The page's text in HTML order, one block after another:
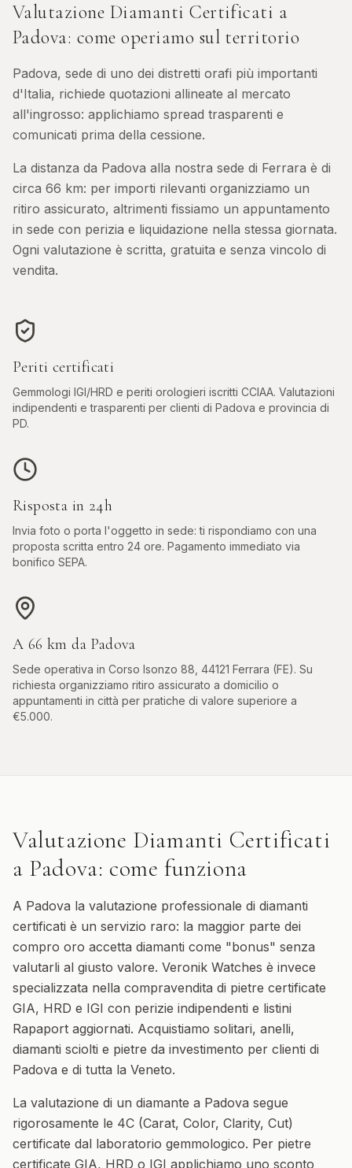
Valutazione Diamanti Certificati a
Padova: come operiamo sul territorio
Padova, sede di uno dei distretti orafi più importanti
d'Italia, richiede quotazioni allineate al mercato
all'ingrosso: applichiamo spread trasparenti e
comunicati prima della cessione.
La distanza da Padova alla nostra sede di Ferrara è di
circa 66 km: per importi rilevanti organizziamo un
ritiro assicurato, altrimenti fissiamo un appuntamento
in sede con perizia e liquidazione nella stessa giornata.
Ogni valutazione è scritta, gratuita e senza vincolo di
vendita.
Periti certificati
Gemmologi IGI/HRD e periti orologieri iscritti CCIAA. Valutazioni
indipendenti e trasparenti per clienti di Padova e provincia di
PD.
Risposta in 24h
Invia foto o porta l'oggetto in sede: ti rispondiamo con una
proposta scritta entro 24 ore. Pagamento immediato via
bonifico SEPA.
A 66 km da Padova
Sede operativa in Corso Isonzo 88, 44121 Ferrara (FE). Su
richiesta organizziamo ritiro assicurato a domicilio o
appuntamenti in città per pratiche di valore superiore a
€5.000.
Valutazione Diamanti Certificati
a Padova: come funziona
A Padova la valutazione professionale di diamanti
certificati è un servizio raro: la maggior parte dei
compro oro accetta diamanti come "bonus" senza
valutarli al giusto valore. Veronik Watches è invece
specializzata nella compravendita di pietre certificate
GIA, HRD e IGI con perizie indipendenti e listini
Rapaport aggiornati. Acquistiamo solitari, anelli,
diamanti sciolti e pietre da investimento per clienti di
Padova e di tutta la Veneto.
La valutazione di un diamante a Padova segue
rigorosamente le 4C (Carat, Color, Clarity, Cut)
certificate dal laboratorio gemmologico. Per pietre
certificate GIA, HRD o IGI applichiamo uno sconto